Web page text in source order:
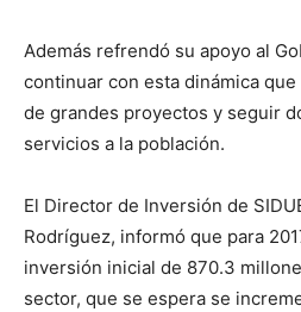
Además refrendó su apoyo al
continuar con esta dinámica
de grandes proyectos y seguir
servicios a la población.
El Director de Inversión de
Rodríguez, informó que para
inversión inicial de 870.3
sector, que se espera se